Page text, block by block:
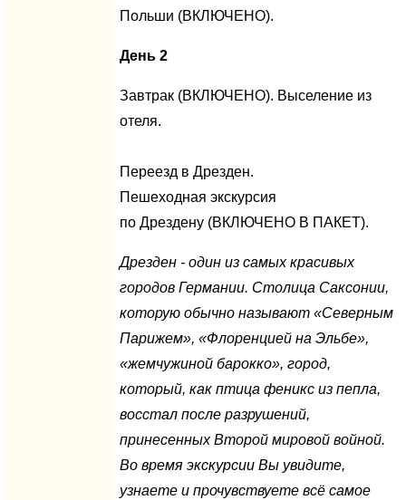
Польши (ВКЛЮЧЕНО).
День 2
Завтрак (ВКЛЮЧЕНО). Выселение из
отеля.
Переезд в Дрезден.
Пешеходная экскурсия
по Дрездену (ВКЛЮЧЕНО В ПАКЕТ).
Дрезден - один из самых красивых
городов Германии. Столица Саксонии,
которую обычно называют «Северным
Парижем», «Флоренцией на Эльбе»,
«жемчужиной барокко», город,
который, как птица феникс из пепла,
восстал после разрушений,
принесенных Второй мировой войной.
Во время экскурсии Вы увидите,
узнаете и прочувствуете всё самое